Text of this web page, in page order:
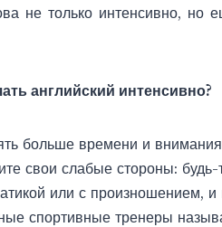
не только интенсивно,
английский интенсивно?
больше времени и
свои слабые стороны:
или с произношением,
спортивные тренеры